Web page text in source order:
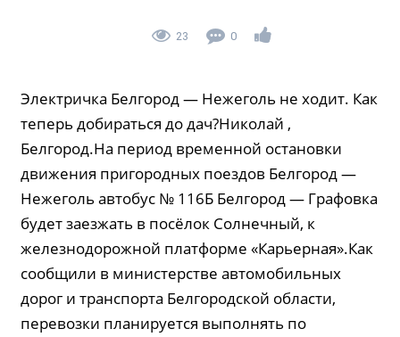
23 0
Электричка Белгород — Нежеголь не ходит. Как
теперь добираться до дач?Николай ,
Белгород.На период временной остановки
движения пригородных поездов Белгород —
Нежеголь автобус № 116Б Белгород — Графовка
будет заезжать в посёлок Солнечный, к
железнодорожной платформе «Карьерная».Как
сообщили в министерстве автомобильных
дорог и транспорта Белгородской области,
перевозки планируется выполнять по